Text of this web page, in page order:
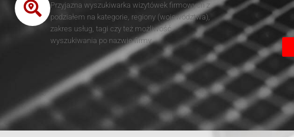
Przyjazna wyszukiwarka wizytówek firmowych z
podziałem na kategorie, regiony (województwa),
zakres usług, tagi czy też możliwość
wyszukiwania po nazwie firmy.